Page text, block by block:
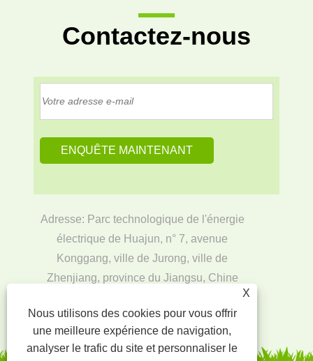
Contactez-nous
Adresse: Parc technologique de l'énergie
électrique de Huajun, n° 7, avenue
Konggang, ville de Jurong, ville de
Zhenjiang, province du Jiangsu, Chine
Tél:+86-17366262165
X
Nous utilisons des cookies pour vous offrir
une meilleure expérience de navigation,
analyser le trafic du site et personnaliser le